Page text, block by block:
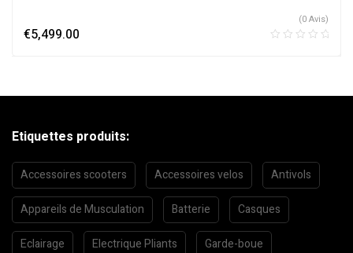
€5,499.00
(0 Avis)
Etiquettes produits:
Accessoires scooters Accessoires velos Antivols
Appareils de Musculation Batterie Casques
Eclairage Electrique Pliants Garde-boue